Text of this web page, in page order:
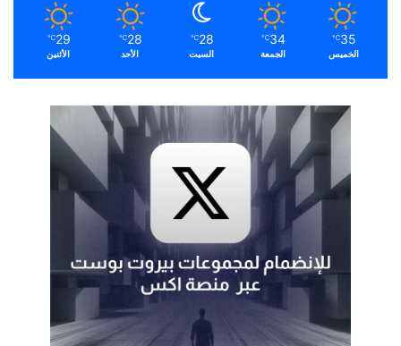
35
℃
الخميس
34
℃
الجمعة
28
℃
السبت
28
℃
الأحد
29
℃
الأثنين